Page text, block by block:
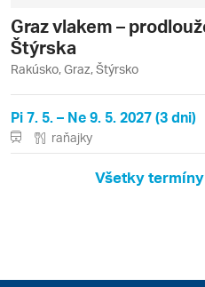
Graz vlakem –
Štýrska
Rakúsko, Graz, Štýrsko
Pi 7. 5. – Ne 9. 5. 2027 (3 dni)
raňajky
Všetky